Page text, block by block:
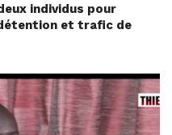
individus pour
et trafic de